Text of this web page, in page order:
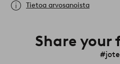
Tietoa arvosanoista
Share your